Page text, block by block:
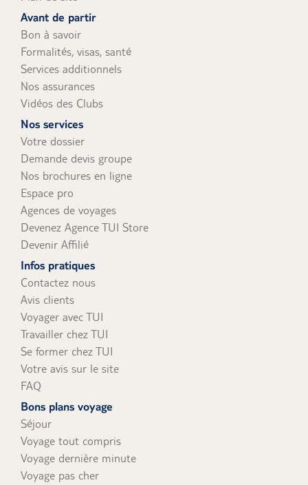
Avant de partir
Bon à savoir
Formalités, visas, santé
Services additionnels
Nos assurances
Vidéos des Clubs
Nos services
Votre dossier
Demande devis groupe
Nos brochures en ligne
Espace pro
Agences de voyages
Devenez Agence TUI Store
Devenir Affilié
Infos pratiques
Contactez nous
Avis clients
Voyager avec TUI
Travailler chez TUI
Se former chez TUI
Votre avis sur le site
FAQ
Bons plans voyage
Séjour
Voyage tout compris
Voyage dernière minute
Voyage pas cher